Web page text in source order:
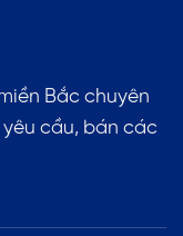
Bắc chuyên
cầu, bán các